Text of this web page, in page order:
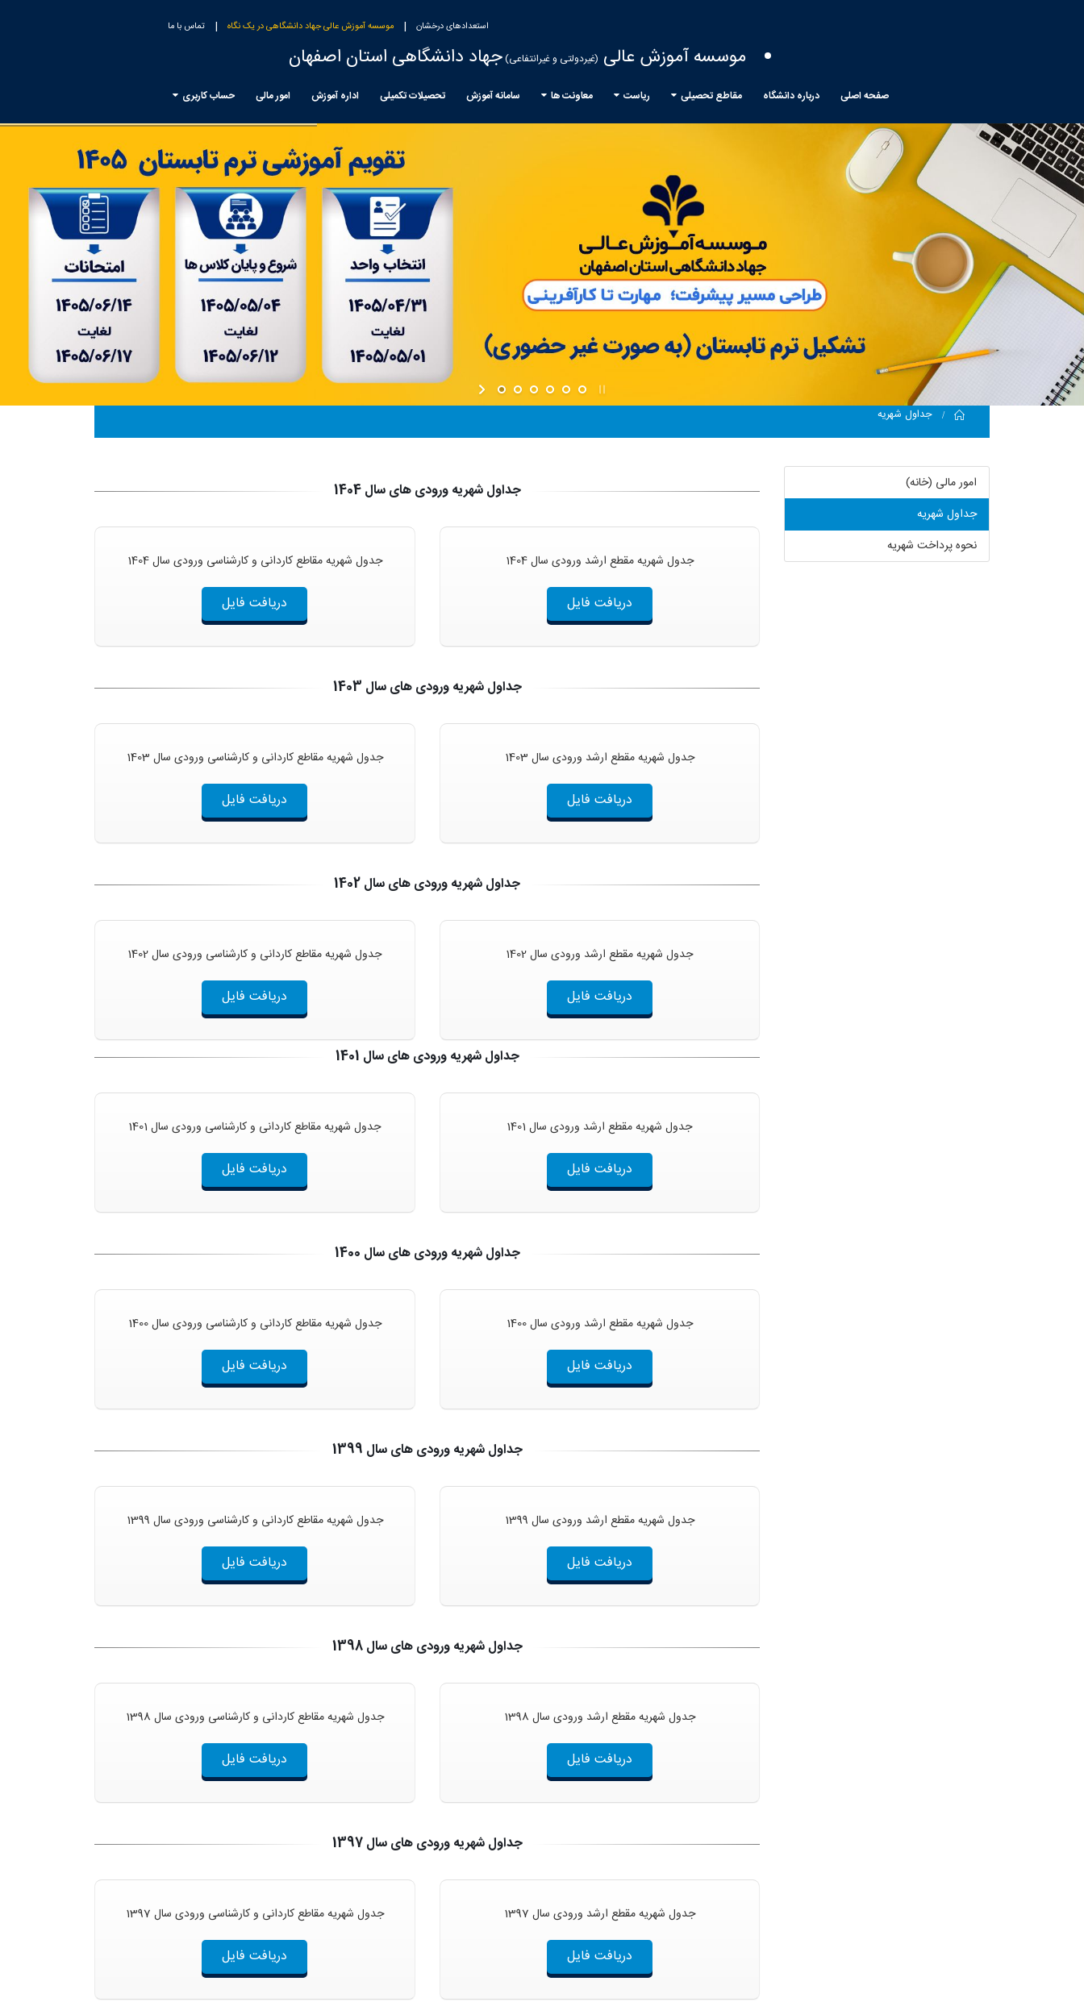
استعدادهای درخشان | موسسه آموزش عالی جهاد دانشگاهی در یک نگاه | تماس با ما
موسسه آموزش عالی (غیردولتی و غیرانتفاعی) جهاد دانشگاهی استان اصفهان
صفحه اصلی درباره دانشگاه مقاطع تحصیلی ریاست معاونت ها سامانه آموزش تحصیلات تکمیلی اداره آموزش امور مالی حساب کاربری
Home
جداول شهریه
جداول شهریه ورودی های سال 1404
جدول شهریه مقاطع کاردانی و کارشناسی ورودی سال 1404
دریافت فایل
جدول شهریه مقطع ارشد ورودی سال 1404
دریافت فایل
جداول شهریه ورودی های سال 1403
جدول شهریه مقاطع کاردانی و کارشناسی ورودی سال 1403
دریافت فایل
جدول شهریه مقطع ارشد ورودی سال 1403
دریافت فایل
جداول شهریه ورودی های سال 1402
جدول شهریه مقاطع کاردانی و کارشناسی ورودی سال 1402
دریافت فایل
جدول شهریه مقطع ارشد ورودی سال 1402
دریافت فایل
جداول شهریه ورودی های سال 1401
جدول شهریه مقاطع کاردانی و کارشناسی ورودی سال 1401
دریافت فایل
جدول شهریه مقطع ارشد ورودی سال 1401
دریافت فایل
جداول شهریه ورودی های سال 1400
جدول شهریه مقاطع کاردانی و کارشناسی ورودی سال 1400
دریافت فایل
جدول شهریه مقطع ارشد ورودی سال 1400
دریافت فایل
جداول شهریه ورودی های سال 1399
جدول شهریه مقاطع کاردانی و کارشناسی ورودی سال 1399
دریافت فایل
جدول شهریه مقطع ارشد ورودی سال 1399
دریافت فایل
جداول شهریه ورودی های سال 1398
جدول شهریه مقاطع کاردانی و کارشناسی ورودی سال 1398
دریافت فایل
جدول شهریه مقطع ارشد ورودی سال 1398
دریافت فایل
جداول شهریه ورودی های سال 1397
جدول شهریه مقاطع کاردانی و کارشناسی ورودی سال 1397
دریافت فایل
جدول شهریه مقطع ارشد ورودی سال 1397
دریافت فایل
امور مالی (خانه)
جداول شهریه
نحوه پرداخت شهریه